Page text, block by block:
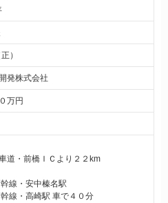
）
発株式会社
万円
道・前橋ＩＣより２２km
線・安中榛名駅
線・高崎駅 車で４０分